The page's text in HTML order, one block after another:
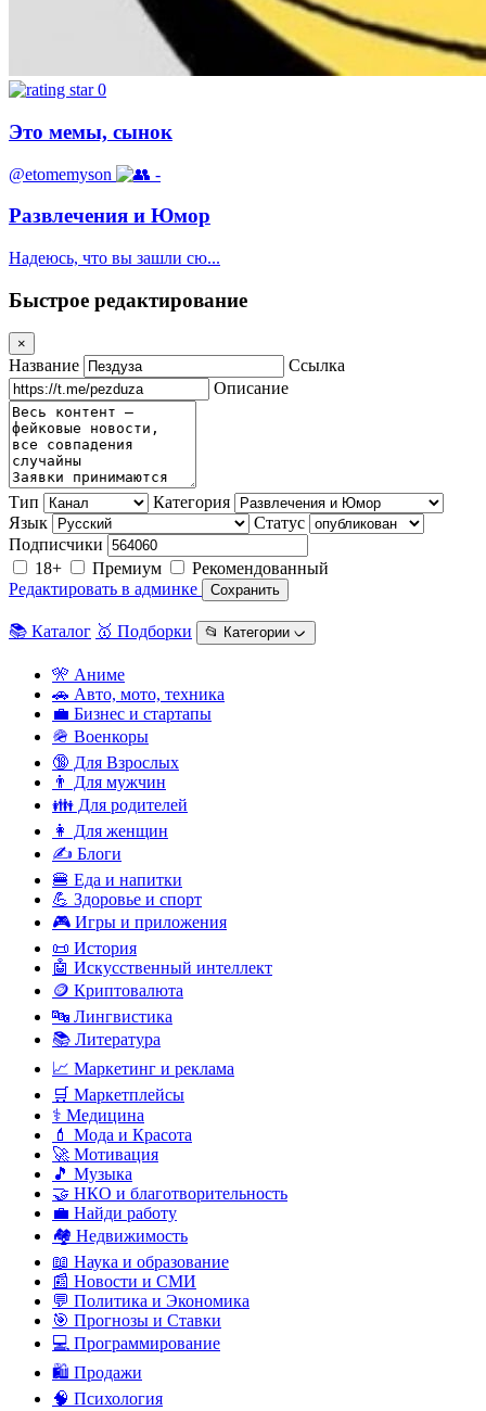
0
Это мемы, сынок
@etomemyson -
Развлечения и Юмор
Надеюсь, что вы зашли сю...
Быстрое редактирование
×
Название
Ссылка
Описание
Тип
Категория
Язык
Статус
Подписчики
18+
Премиум
Рекомендованный
Редактировать в админке
Сохранить
📚 Каталог 🥇 Подборки 📂 Категории ᨆ
🎌 Аниме
🚗 Авто, мото, техника
💼 Бизнес и стартапы
🪖 Военкоры
🔞 Для Взрослых
👨 Для мужчин
👪 Для родителей
👩 Для женщин
✍️ Блоги
🍔 Еда и напитки
💪 Здоровье и спорт
🎮 Игры и приложения
📜 История
🤖 Искусственный интеллект
🪙 Криптовалюта
🔤 Лингвистика
📚 Литература
📈 Маркетинг и реклама
🛒 Маркетплейсы
⚕️ Медицина
💄 Мода и Красота
🚀 Мотивация
🎵 Музыка
🤝 НКО и благотворительность
💼 Найди работу
🏘️ Недвижимость
📖 Наука и образование
📰 Новости и СМИ
💬 Политика и Экономика
🎯 Прогнозы и Ставки
💻 Программирование
🛍️ Продажи
🧠 Психология